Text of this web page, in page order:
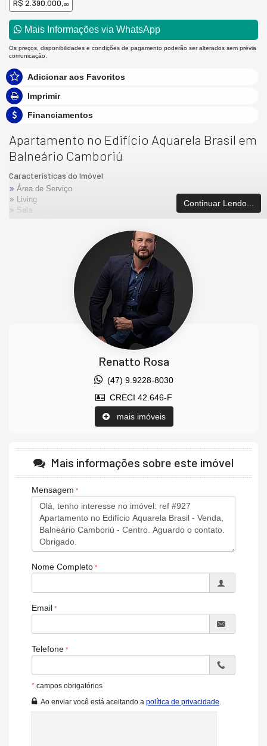
R$ 2.390.000,00
Mais Informações via WhatsApp
Os preços, disponibilidades e condições de pagamento poderão ser alterados sem prévia
comunicação.
Adicionar aos Favoritos
Imprimir
Financiamentos
Apartamento no Edifício Aquarela Brasil em
Balneário Camboriú
Características do Imóvel
Área de Serviço
Living
Sala
Acabamento em Gesso
Brinquedoteca
Piscina Infantil
Elevador
Entrada para Banhistas
Hall Decorado e Mobiliado
Acessibilidade para PNE
Continuar Lendo...
Renatto Rosa
(47) 9.9228-8030
CRECI 42.646-F
mais imóveis
Mais informações sobre este imóvel
Mensagem
Nome Completo
Email
Telefone
* campos obrigatórios
Ao enviar você está aceitando a política de privacidade